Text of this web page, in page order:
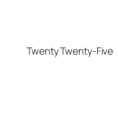
Twenty Twenty-Five